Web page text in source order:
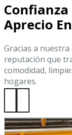
Aprecio
Gracias a
reputación que
comodidad,
hogares.